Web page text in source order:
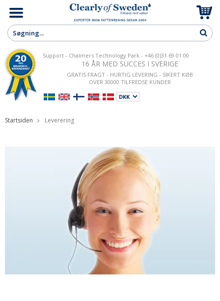
Support - Chalmers Technology Park - +46 (0)31 69 01 00
16 ÅR MED SUCCES I SVERIGE
GRATIS FRAGT - HURTIG LEVERING - SIKERT KØB
OVER 30000 TILFREDSE KUNDER
Startsiden Leverering